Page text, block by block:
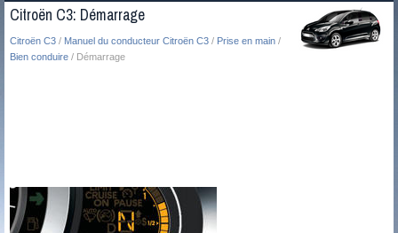
Citroën C3: Démarrage
Citroën C3 / Manuel du conducteur Citroën C3 / Prise en main /
Bien conduire / Démarrage